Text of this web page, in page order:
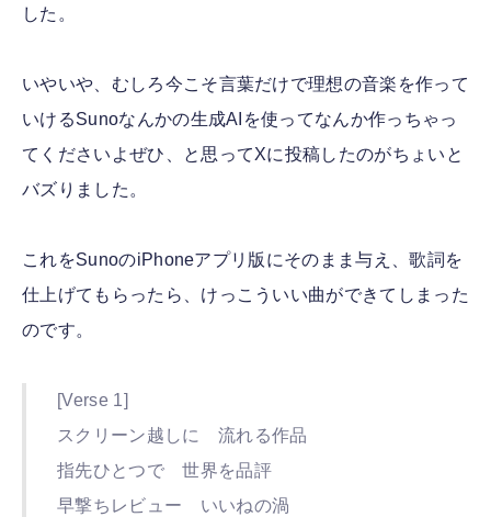
した。
いやいや、むしろ今こそ言葉だけで理想の音楽を作って
いけるSunoなんかの生成AIを使ってなんか作っちゃっ
てくださいよぜひ、と思ってXに投稿したのがちょいと
バズりました。
これをSunoのiPhoneアプリ版にそのまま与え、歌詞を
仕上げてもらったら、けっこういい曲ができてしまった
のです。
[Verse 1]
スクリーン越しに 流れる作品
指先ひとつで 世界を品評
早撃ちレビュー いいねの渦